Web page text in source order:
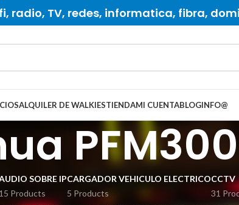
radio, TV, redes, informatica, fibra,
ALQUILER DE WALKIESTIENDAMI CUENTABLOGINFO@
PFM300
SOBRE IP
15 Products
CARGADOR VEHICULO ELECTRICO
5 Products
CCTV
31